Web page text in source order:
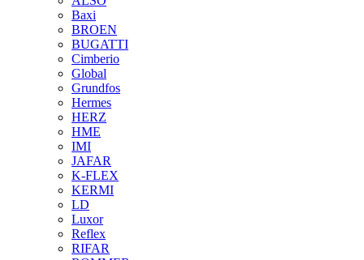
Baxi
BROEN
BUGATTI
Cimberio
Global
Grundfos
Hermes
HERZ
HME
IMI
JAFAR
K-FLEX
KERMI
LD
Luxor
Reflex
RIFAR